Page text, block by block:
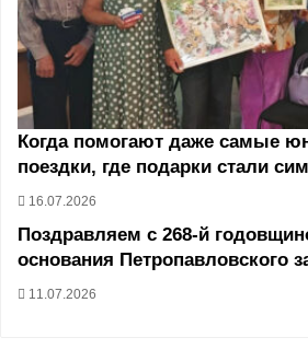
Когда помогают даже самые
поездки, где подарки стали
16.07.2026
Поздравляем с 268-й
основания Петропавловского
11.07.2026